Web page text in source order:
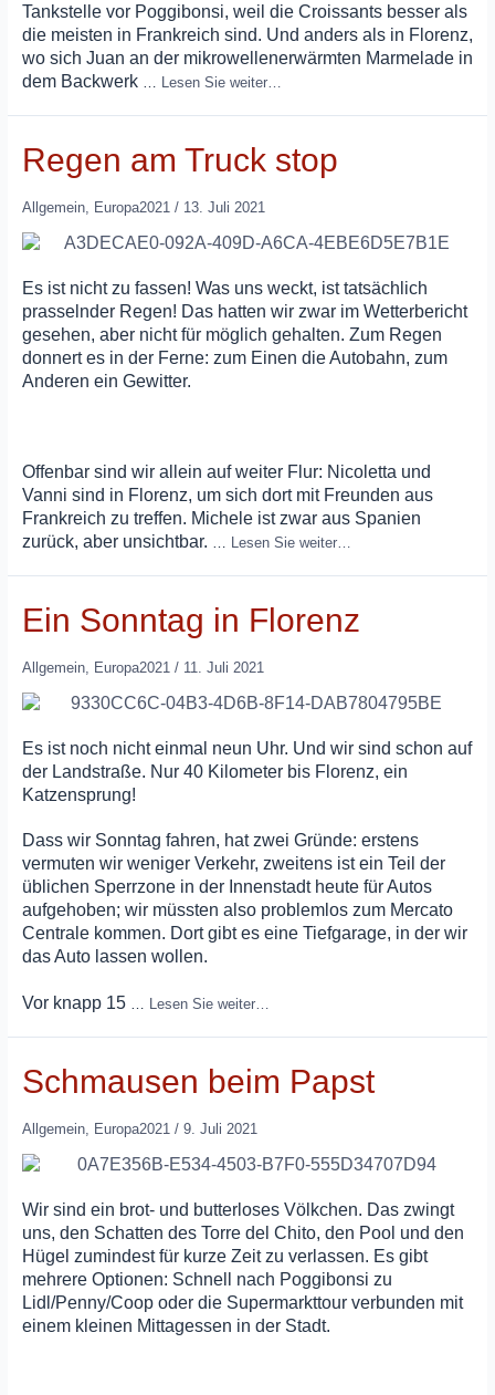
Tankstelle vor Poggibonsi, weil die Croissants besser als
die meisten in Frankreich sind. Und anders als in Florenz,
wo sich Juan an der mikrowellenerwärmten Marmelade in
dem Backwerk
Lesen Sie weiter…
Regen am Truck stop
Allgemein, Europa2021/ 13. Juli 2021
Es ist nicht zu fassen! Was uns weckt, ist tatsächlich
prasselnder Regen! Das hatten wir zwar im Wetterbericht
gesehen, aber nicht für möglich gehalten. Zum Regen
donnert es in der Ferne: zum Einen die Autobahn, zum
Anderen ein Gewitter.
Offenbar sind wir allein auf weiter Flur: Nicoletta und
Vanni sind in Florenz, um sich dort mit Freunden aus
Frankreich zu treffen. Michele ist zwar aus Spanien
zurück, aber unsichtbar.
Lesen Sie weiter…
Ein Sonntag in Florenz
Allgemein, Europa2021 / 11. Juli 2021
Es ist noch nicht einmal neun Uhr. Und wir sind schon auf
der Landstraße. Nur 40 Kilometer bis Florenz, ein
Katzensprung!
Dass wir Sonntag fahren, hat zwei Gründe: erstens
vermuten wir weniger Verkehr, zweitens ist ein Teil der
üblichen Sperrzone in der Innenstadt heute für Autos
aufgehoben; wir müssten also problemlos zum Mercato
Centrale kommen. Dort gibt es eine Tiefgarage, in der wir
das Auto lassen wollen.
Vor knapp 15 Lesen Sie weiter…
Schmausen beim Papst
Allgemein, Europa2021 / 9. Juli 2021
Wir sind ein brot- und butterloses Völkchen. Das zwingt
uns, den Schatten des Torre del Chito, den Pool und den
Hügel zumindest für kurze Zeit zu verlassen. Es gibt
mehrere Optionen: Schnell nach Poggibonsi zu
Lidl/Penny/Coop oder die Supermarkttour verbunden mit
einem kleinen Mittagessen in der Stadt.